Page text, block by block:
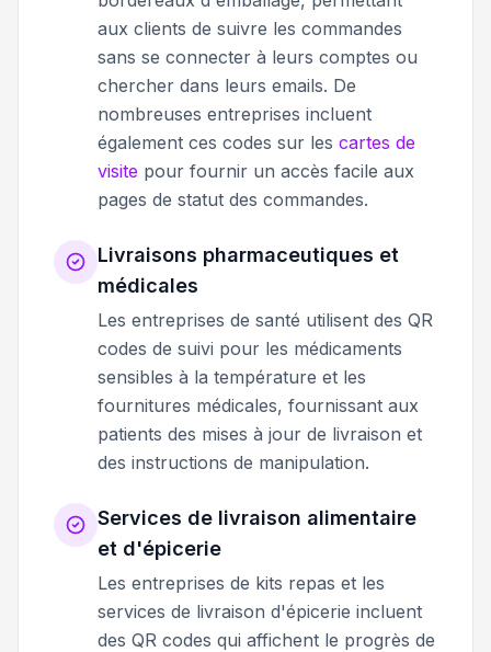
aux clients de suivre les commandes
sans se connecter à leurs comptes ou
chercher dans leurs emails. De
nombreuses entreprises incluent
également ces codes sur les cartes de
visite pour fournir un accès facile aux
pages de statut des commandes.
Livraisons pharmaceutiques et
médicales
Les entreprises de santé utilisent des QR
codes de suivi pour les médicaments
sensibles à la température et les
fournitures médicales, fournissant aux
patients des mises à jour de livraison et
des instructions de manipulation.
Services de livraison alimentaire
et d'épicerie
Les entreprises de kits repas et les
services de livraison d'épicerie incluent
des QR codes qui affichent le progrès de